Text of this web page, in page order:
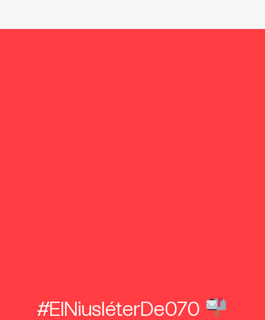
#ElNiusléterDe070